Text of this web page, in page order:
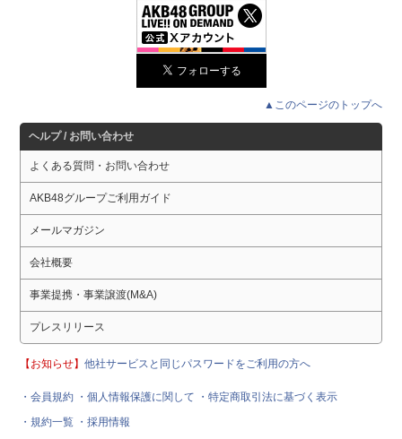
▲このページのトップへ
ヘルプ / お問い合わせ
よくある質問・お問い合わせ
AKB48グループご利用ガイド
メールマガジン
会社概要
事業提携・事業譲渡(M&A)
プレスリリース
【お知らせ】他社サービスと同じパスワードをご利用の方へ
・会員規約 ・個人情報保護に関して
・特定商取引法に基づく表示
・規約一覧 ・採用情報